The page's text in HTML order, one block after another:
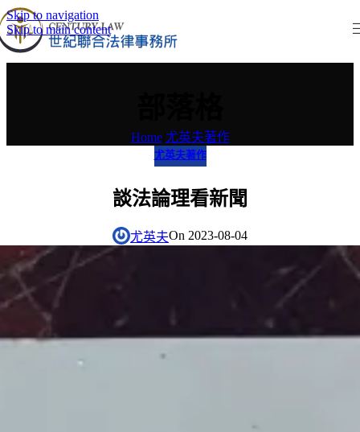
Skip to navigation
Skip to main content
Home/ 尤英夫著作
尤英夫著作
談法論理看新聞
尤英夫On 2023-08-04